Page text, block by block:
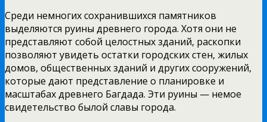
Среди немногих сохранившихся памятников
выделяются руины древнего города. Хотя они не
представляют собой целостных зданий, раскопки
позволяют увидеть остатки городских стен, жилых
домов, общественных зданий и других сооружений,
которые дают представление о планировке и
масштабах древнего Багдада. Эти руины — немое
свидетельство былой славы города.